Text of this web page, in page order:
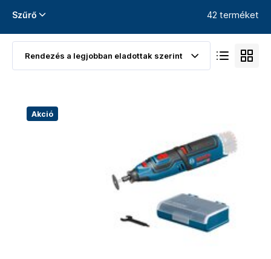
Szűrő 42 terméket
Akció